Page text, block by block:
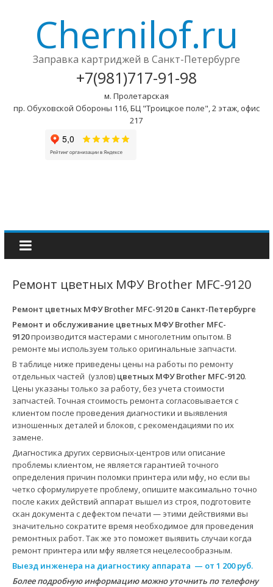
Chernilof.ru
Заправка картриджей в Санкт-Петербурге
+7(981)717-91-98
м. Пролетарская
пр. Обуховской Обороны 116, БЦ "Троицкое поле", 2 этаж, офис
217
Ремонт цветных МФУ Brother MFC-9120
Ремонт цветных МФУ Brother MFC-9120 в Санкт-Петербурге
Ремонт и обслуживание цветных МФУ Brother MFC-
9120производится мастерами с многолетним опытом. В
ремонте мы используем только оригинальные запчасти.
В таблице ниже приведены цены на работы по ремонту
отдельных частей (узлов) цветных МФУ Brother MFC-9120.
Цены указаны только за работу, без учета стоимости
запчастей. Точная стоимость ремонта согласовывается с
клиентом после проведения диагностики и выявления
изношенных деталей и блоков, с рекомендациями по их
замене.
Диагностика других сервисных-центров или описание
проблемы клиентом, не является гарантией точного
определения причин поломки принтера или мфу, но если вы
четко сформулируете проблему, опишите максимально точно
после каких действий аппарат вышел из строя, подготовите
скан документа с дефектом печати — этими действиями вы
значительно сократите время необходимое для проведения
ремонтных работ. Так же это поможет выявить случаи когда
ремонт принтера или мфу является нецелесообразным.
Выезд инженера на диагностику аппарата — от 1 200 руб.
Более подробную информацию можно уточнить по телефону